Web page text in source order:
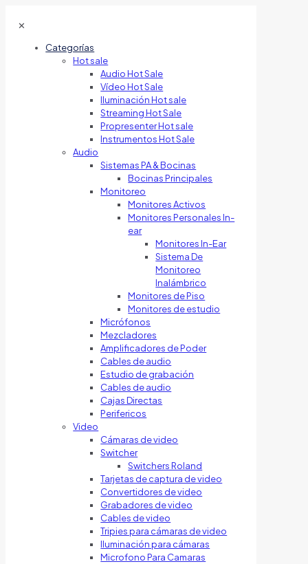
✕
Categorías
Hot sale
Audio Hot Sale
Vídeo Hot Sale
Iluminación Hot sale
Streaming Hot Sale
Propresenter Hot sale
Instrumentos Hot Sale
Audio
Sistemas PA & Bocinas
Bocinas Principales
Monitoreo
Monitores Activos
Monitores Personales In-
ear
Monitores In-Ear
Sistema De
Monitoreo
Inalámbrico
Monitores de Piso
Monitores de estudio
Micrófonos
Mezcladores
Amplificadores de Poder
Cables de audio
Estudio de grabación
Cables de audio
Cajas Directas
Perifericos
Video
Cámaras de video
Switcher
Switchers Roland
Tarjetas de captura de video
Convertidores de video
Grabadores de video
Cables de video
Tripies para cámaras de video
Iluminación para cámaras
Microfono Para Camaras